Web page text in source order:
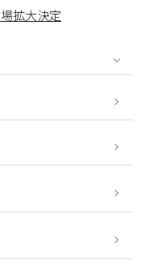
拡大決定